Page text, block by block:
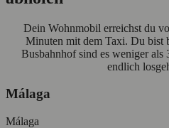
Dein Wohnmobil erreichst du
Minuten mit dem Taxi. Du bist
Busbahnhof sind es weniger
endlich
Málaga
Málaga